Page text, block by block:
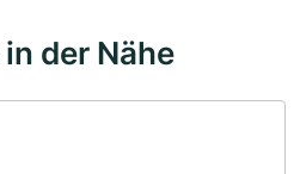
der Nähe